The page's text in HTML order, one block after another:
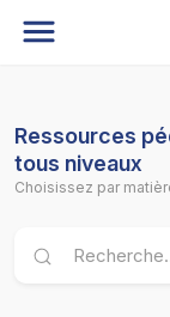
Ressources
tous niveaux
Choisissez par